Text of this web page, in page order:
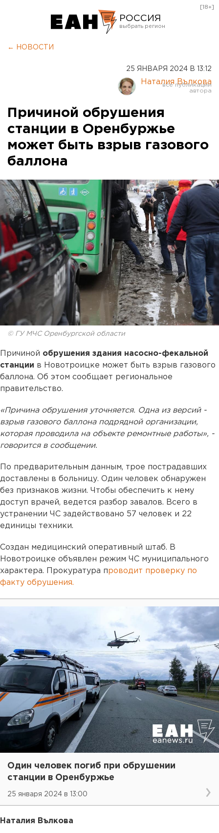
РОССИЯ
Курган
Оренбург
[18+]
← НОВОСТИ
25 ЯНВАРЯ 2024 В 13:12
Наталия Вълкова
Причиной обрушения
станции в Оренбуржье
может быть взрыв газового
баллона
© ГУ МЧС Оренбургской области
Причиной обрушения здания насосно-фекальной
станции в Новотроицке может быть взрыв газового
баллона. Об этом сообщает региональное
правительство.
«Причина обрушения уточняется. Одна из версий -
взрыв газового баллона подрядной организации,
которая проводила на объекте ремонтные работы», -
говорится в сообщении.
По предварительным данным, трое пострадавших
доставлены в больницу. Один человек обнаружен
без признаков жизни. Чтобы обеспечить к нему
доступ врачей, ведется разбор завалов. Всего в
устранении ЧС задействовано 57 человек и 22
единицы техники.
Создан медицинский оперативный штаб. В
Новотроицке объявлен режим ЧС муниципального
характера. Прокуратура проводит проверку по
факту обрушения.
Один человек погиб при обрушении
станции в Оренбуржье
25 января 2024 в 13:00
Наталия Вълкова